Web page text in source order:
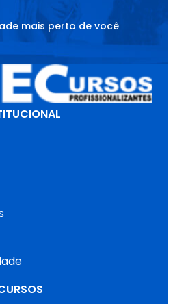
mais perto de você